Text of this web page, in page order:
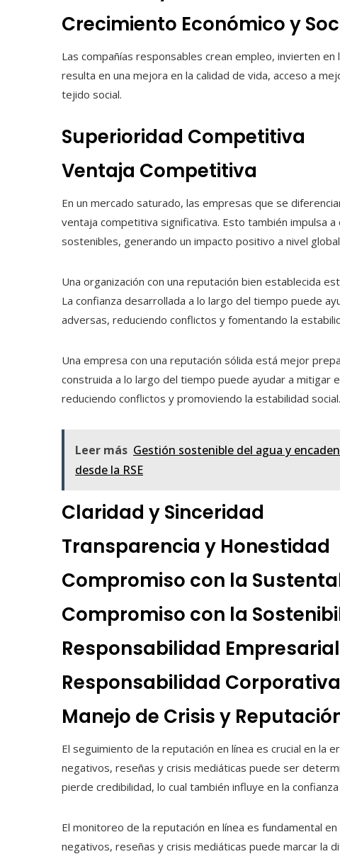
Crecimiento Económico y
Las compañías responsables crean empleo, invierten
resulta en una mejora en la calidad de vida, acceso a
tejido social.
Superioridad Competitiva
Ventaja Competitiva
En un mercado saturado, las empresas que se
ventaja competitiva significativa. Esto también impulsa
sostenibles, generando un impacto positivo a nivel
Una organización con una reputación bien establecida
La confianza desarrollada a lo largo del tiempo puede
adversas, reduciendo conflictos y fomentando la
Una empresa con una reputación sólida está mejor
construida a lo largo del tiempo puede ayudar a mitigar
reduciendo conflictos y promoviendo la estabilidad social.
Leer más Gestión sostenible del agua y
desde la RSE
Claridad y Sinceridad
Transparencia y Honestidad
Compromiso con la
Compromiso con la
Responsabilidad Empresarial
Responsabilidad Corporativa
Manejo de Crisis y
El seguimiento de la reputación en línea es crucial en la
negativos, reseñas y crisis mediáticas puede ser
pierde credibilidad, lo cual también influye en la
El monitoreo de la reputación en línea es fundamental
negativos, reseñas y crisis mediáticas puede marcar la